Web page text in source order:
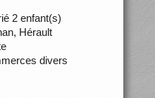
2 enfant(s)
Hérault
divers